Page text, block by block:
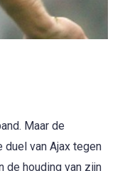
Maar de
duel van Ajax tegen
de houding van zijn